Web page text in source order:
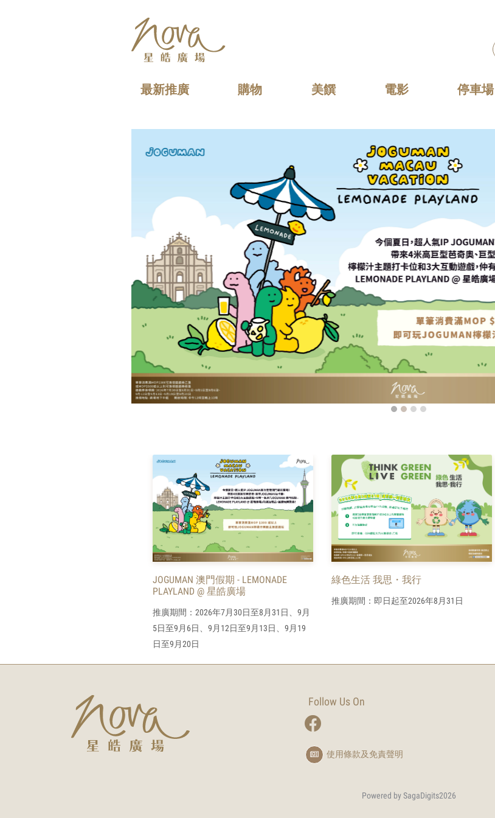
最新推廣 購物 美饌 電影 停車場
JOGUMAN 澳門假期 - LEMONADE
PLAYLAND @ 星皓廣場
推廣期間：2026年7月30日至8月31日、9月
5日至9月6日、9月12日至9月13日、9月19
日至9月20日
綠色生活 我思・我行
推廣期間：即日起至2026年8月31日
Follow Us On
使用條款及免責聲明
Powered by SagaDigits2026